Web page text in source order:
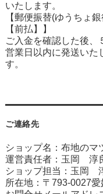
いたします。
【郵便振替(ゆうちょ
【前払】】
ご入金を確認した後、
営業日以内に発送いた
す。
ご連絡先
ショップ名：布地のマ
運営責任者：玉岡 淳
ショップ担当：玉岡
所在地：〒793-0027